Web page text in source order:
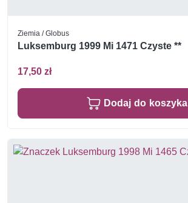
Ziemia / Globus
Luksemburg 1999 Mi 1471 Czyste **
17,50 zł
Dodaj do koszyka